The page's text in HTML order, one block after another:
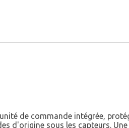
de commande intégrée,
d'origine sous les capteurs.